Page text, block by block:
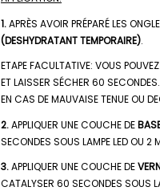
1.APRÈS AVOIR PRÉPARÉ LES
(DESHYDRATANT TEMPORAIRE).
ETAPE FACULTATIVE: VOUS POUVEZ
ET LAISSER SÉCHER 60
EN CAS DE MAUVAISE TENUE OU
2.APPLIQUER UNE COUCHE DE
SECONDES SOUS LAMPE LED OU 2
3.APPLIQUER UNE COUCHE DE
CATALYSER 60 SECONDES SOUS